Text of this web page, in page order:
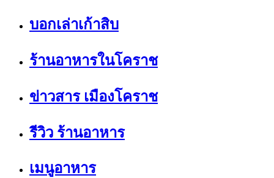
บอกเล่าเก้าสิบ
ร้านอาหารในโคราช
ข่าวสาร เมืองโคราช
รีวิว ร้านอาหาร
เมนูอาหาร